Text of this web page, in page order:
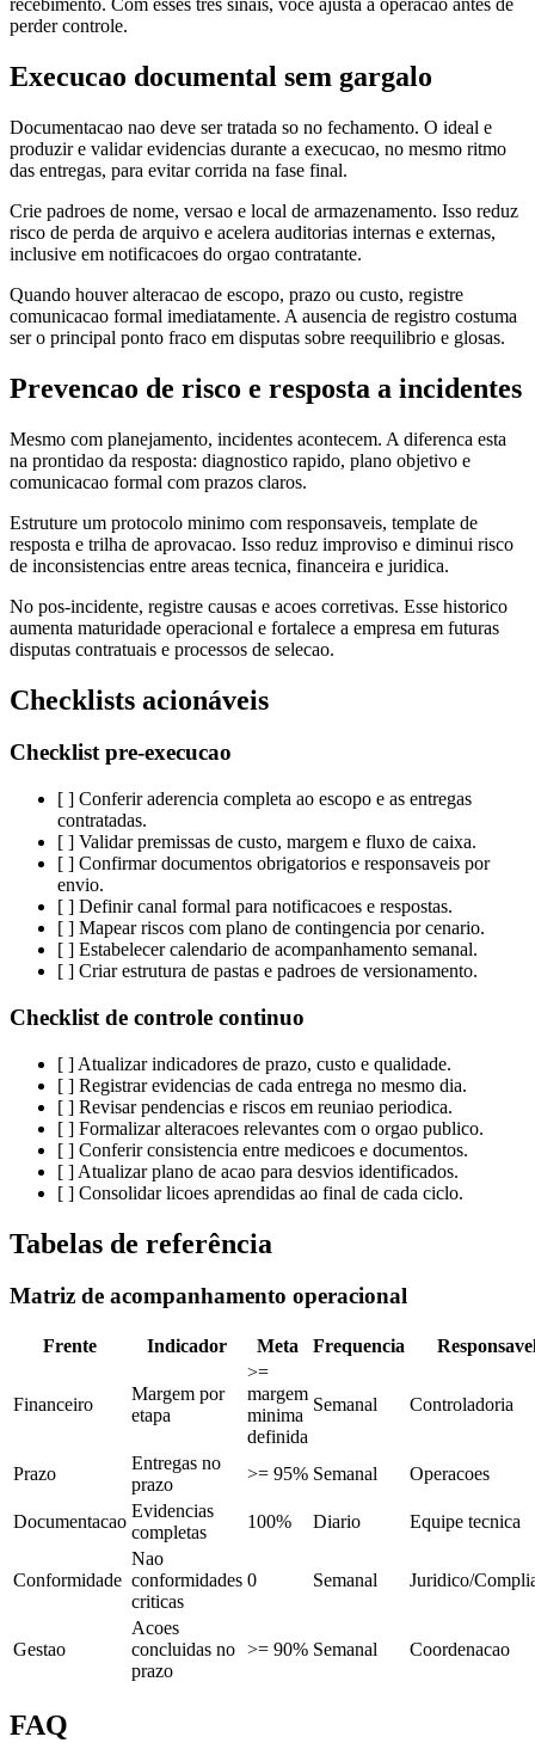
recebimento. Com esses tres sinais, voce ajusta a operacao antes de
perder controle.
Execucao documental sem gargalo
Documentacao nao deve ser tratada so no fechamento. O ideal e
produzir e validar evidencias durante a execucao, no mesmo ritmo
das entregas, para evitar corrida na fase final.
Crie padroes de nome, versao e local de armazenamento. Isso reduz
risco de perda de arquivo e acelera auditorias internas e externas,
inclusive em notificacoes do orgao contratante.
Quando houver alteracao de escopo, prazo ou custo, registre
comunicacao formal imediatamente. A ausencia de registro costuma
ser o principal ponto fraco em disputas sobre reequilibrio e glosas.
Prevencao de risco e resposta a incidentes
Mesmo com planejamento, incidentes acontecem. A diferenca esta
na prontidao da resposta: diagnostico rapido, plano objetivo e
comunicacao formal com prazos claros.
Estruture um protocolo minimo com responsaveis, template de
resposta e trilha de aprovacao. Isso reduz improviso e diminui risco
de inconsistencias entre areas tecnica, financeira e juridica.
No pos-incidente, registre causas e acoes corretivas. Esse historico
aumenta maturidade operacional e fortalece a empresa em futuras
disputas contratuais e processos de selecao.
Checklists acionáveis
Checklist pre-execucao
[ ] Conferir aderencia completa ao escopo e as entregas
contratadas.
[ ] Validar premissas de custo, margem e fluxo de caixa.
[ ] Confirmar documentos obrigatorios e responsaveis por
envio.
[ ] Definir canal formal para notificacoes e respostas.
[ ] Mapear riscos com plano de contingencia por cenario.
[ ] Estabelecer calendario de acompanhamento semanal.
[ ] Criar estrutura de pastas e padroes de versionamento.
Checklist de controle continuo
[ ] Atualizar indicadores de prazo, custo e qualidade.
[ ] Registrar evidencias de cada entrega no mesmo dia.
[ ] Revisar pendencias e riscos em reuniao periodica.
[ ] Formalizar alteracoes relevantes com o orgao publico.
[ ] Conferir consistencia entre medicoes e documentos.
[ ] Atualizar plano de acao para desvios identificados.
[ ] Consolidar licoes aprendidas ao final de cada ciclo.
Tabelas de referência
Matriz de acompanhamento operacional
Frente Indicador Meta Frequencia
Financeiro
Margem por
etapa
>=
margem
minima
definida
Semanal Controladoria
Prazo
Entregas no
prazo
>= 95% Semanal Operacoes
Documentacao
Evidencias
completas
100% Diario Equipe tecnica
Conformidade
Nao
conformidades
criticas
0 Semanal Juridico/
Gestao
Acoes
concluidas no
prazo
>= 90% Semanal Coordenacao
FAQ